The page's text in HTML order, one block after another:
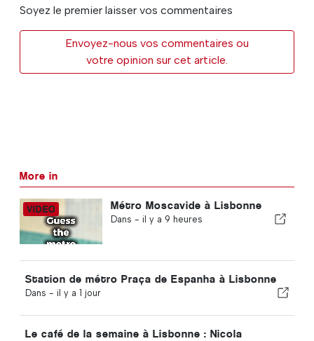
Soyez le premier laisser vos commentaires
Envoyez-nous vos commentaires ou
votre opinion sur cet article.
More in
Métro Moscavide à Lisbonne
Dans - il y a 9 heures
Station de métro Praça de Espanha à Lisbonne
Dans - il y a 1 jour
Le café de la semaine à Lisbonne : Nicola